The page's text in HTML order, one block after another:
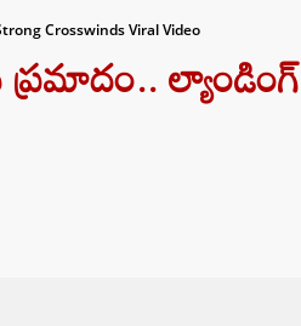
Crosswinds Viral Video
ల్యాండింగ్